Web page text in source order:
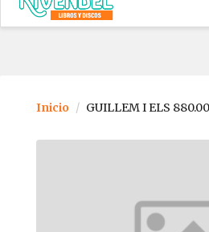
Inicio GUILLEM I ELS